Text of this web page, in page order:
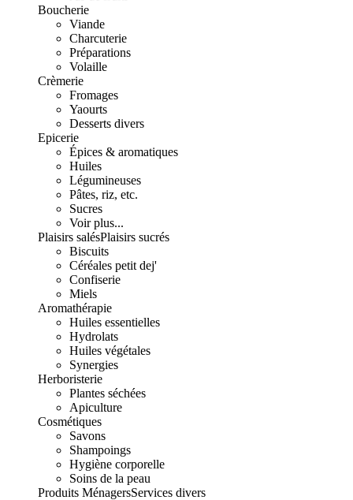
Boucherie
Viande
Charcuterie
Préparations
Volaille
Crèmerie
Fromages
Yaourts
Desserts divers
Epicerie
Épices & aromatiques
Huiles
Légumineuses
Pâtes, riz, etc.
Sucres
Voir plus...
Plaisirs salésPlaisirs sucrés
Biscuits
Céréales petit dej'
Confiserie
Miels
Aromathérapie
Huiles essentielles
Hydrolats
Huiles végétales
Synergies
Herboristerie
Plantes séchées
Apiculture
Cosmétiques
Savons
Shampoings
Hygiène corporelle
Soins de la peau
Produits MénagersServices divers